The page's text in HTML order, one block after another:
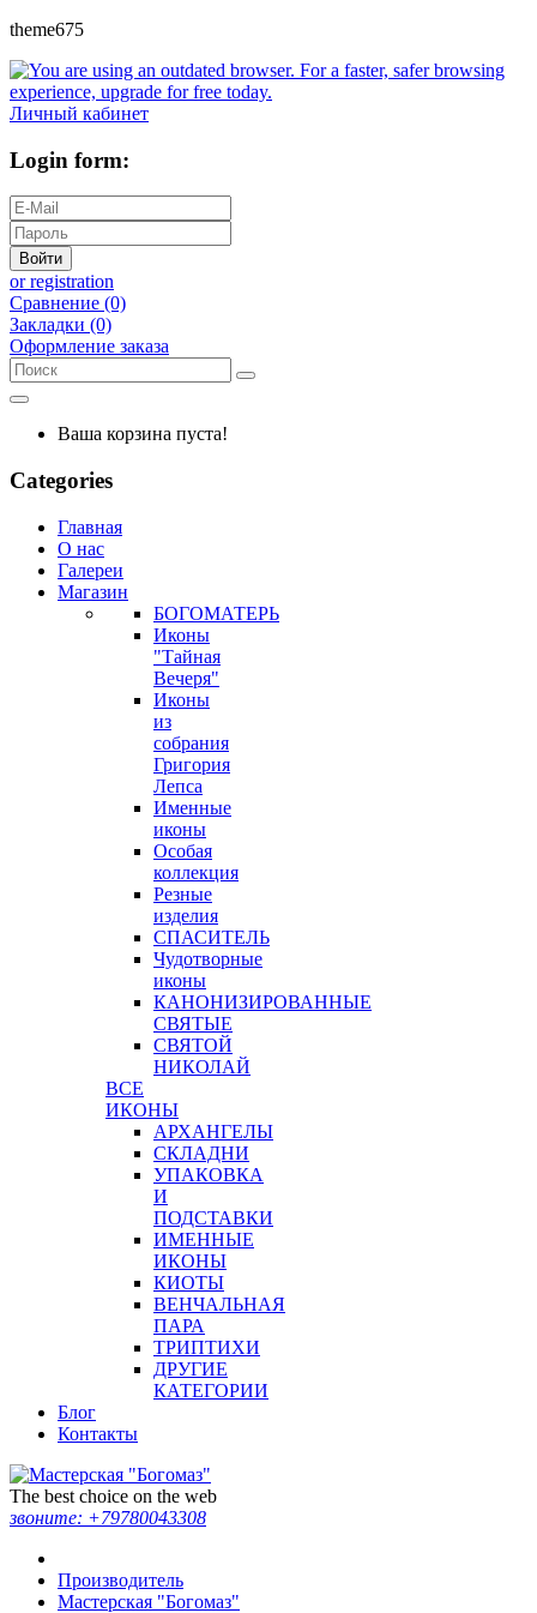
theme675
Личный кабинет
Login form:
Войти
or registration
Сравнение (0)
Закладки (0)
Оформление заказа
Ваша корзина пуста!
Categories
Главная
О нас
Галереи
Магазин
БОГОМАТЕРЬ
Иконы
"Тайная
Вечеря"
Иконы
из
собрания
Григория
Лепса
Именные
иконы
Особая
коллекция
Резные
изделия
СПАСИТЕЛЬ
Чудотворные
иконы
КАНОНИЗИРОВАННЫЕ
СВЯТЫЕ
СВЯТОЙ
НИКОЛАЙ
ВСЕ
ИКОНЫ
АРХАНГЕЛЫ
СКЛАДНИ
УПАКОВКА
И
ПОДСТАВКИ
ИМЕННЫЕ
ИКОНЫ
КИОТЫ
ВЕНЧАЛЬНАЯ
ПАРА
ТРИПТИХИ
ДРУГИЕ
КАТЕГОРИИ
Блог
Контакты
The best choice on the web
звоните: +79780043308
Производитель
Мастерская "Богомаз"